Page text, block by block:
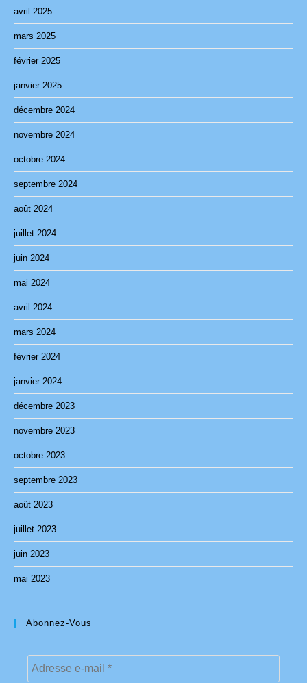
avril 2025
mars 2025
février 2025
janvier 2025
décembre 2024
novembre 2024
octobre 2024
septembre 2024
août 2024
juillet 2024
juin 2024
mai 2024
avril 2024
mars 2024
février 2024
janvier 2024
décembre 2023
novembre 2023
octobre 2023
septembre 2023
août 2023
juillet 2023
juin 2023
mai 2023
Abonnez-Vous